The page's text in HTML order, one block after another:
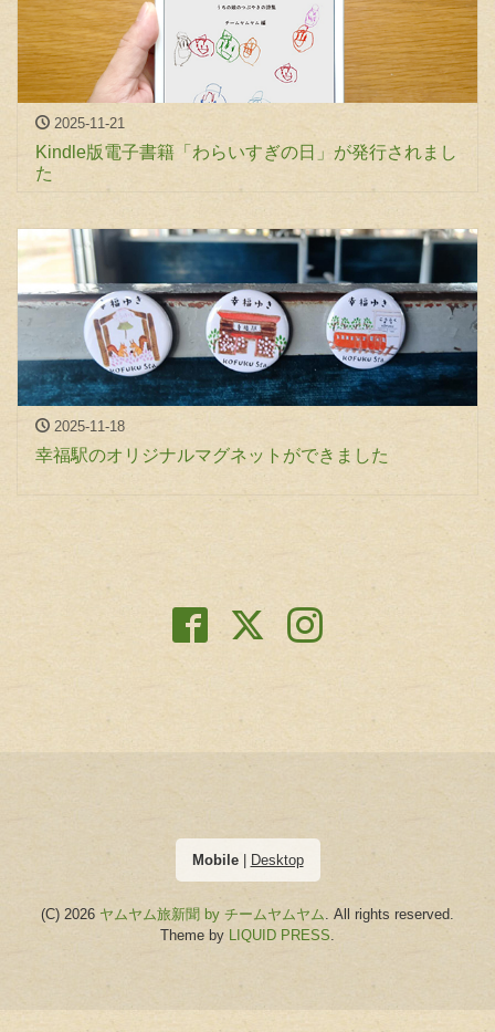
2025-11-21
Kindle版電子書籍「わらいすぎの日」が発行されまし
た
2025-11-18
幸福駅のオリジナルマグネットができました
Mobile| Desktop
(C) 2026 ヤムヤム旅新聞 by チームヤムヤム . All rights reserved.
Theme by
LIQUID PRESS